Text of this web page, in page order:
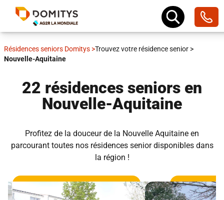
Résidences seniors Domitys >Trouvez votre résidence senior >
Nouvelle-Aquitaine
22 résidences seniors en
Nouvelle-Aquitaine
Profitez de la douceur de la Nouvelle Aquitaine en
parcourant toutes nos résidences senior disponibles dans
la région !